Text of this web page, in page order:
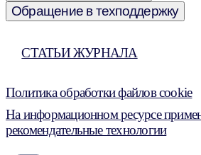
Обращение в техподдержку
СТАТЬИ ЖУРНАЛА
Политика обработки файлов cookie
На информационном ресурсе
рекомендательные технологии